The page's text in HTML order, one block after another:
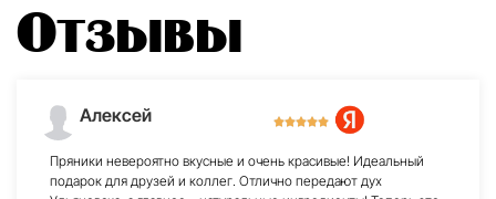
Отзывы
Алексей
Пряники невероятно вкусные и очень красивые! Идеальный
подарок для друзей и коллег. Отлично передают дух